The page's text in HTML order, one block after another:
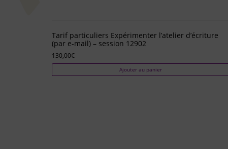
Tarif particuliers Expérimenter l’atelier d’écriture
(par e-mail) – session 12902
130,00€
Ajouter au panier